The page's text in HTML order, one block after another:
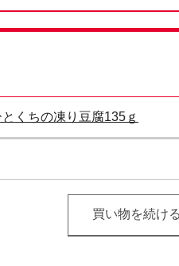
くちの凍り豆腐135ｇ
買い物を続ける